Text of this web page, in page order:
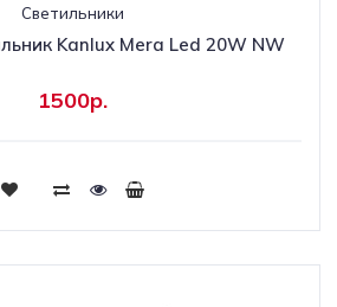
Светильники
Kanlux Mera Led 20W NW
1500р.